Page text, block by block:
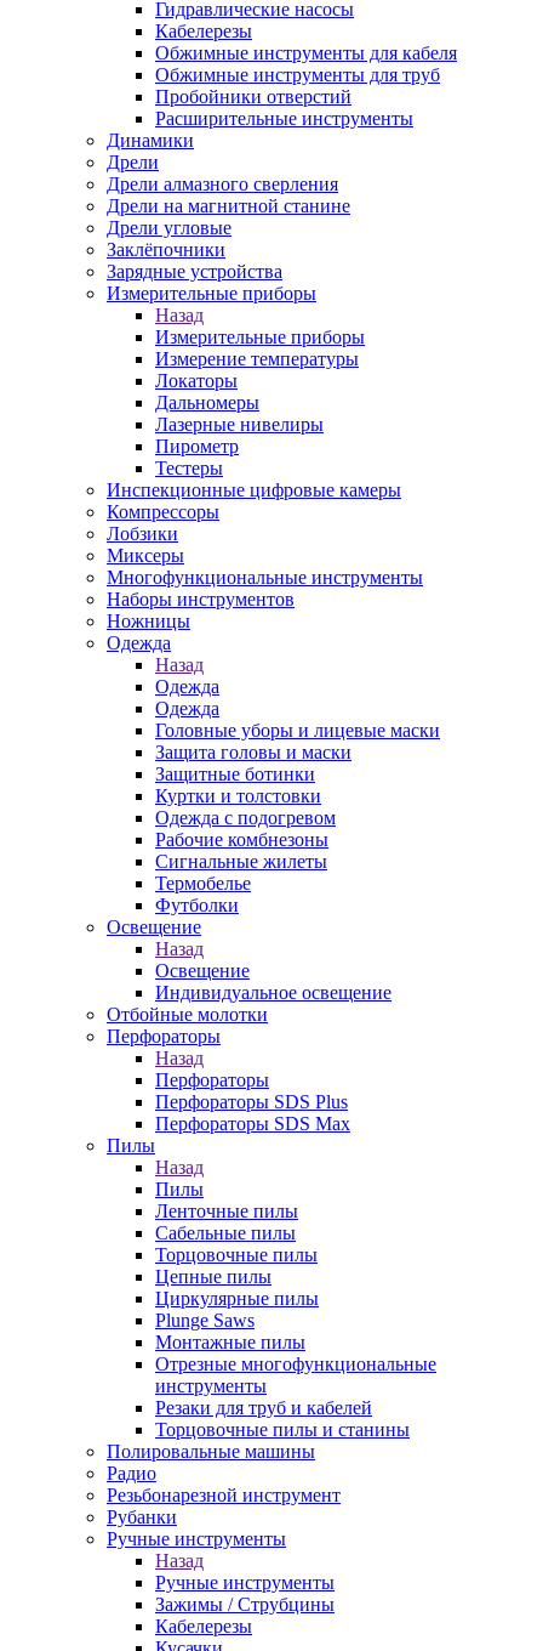
Гидравлические насосы
Кабелерезы
Обжимные инструменты для кабеля
Обжимные инструменты для труб
Пробойники отверстий
Расширительные инструменты
Динамики
Дрели
Дрели алмазного сверления
Дрели на магнитной станине
Дрели угловые
Заклёпочники
Зарядные устройства
Измерительные приборы
Назад
Измерительные приборы
Измерение температуры
Локаторы
Дальномеры
Лазерные нивелиры
Пирометр
Тестеры
Инспекционные цифровые камеры
Компрессоры
Лобзики
Миксеры
Многофункциональные инструменты
Наборы инструментов
Ножницы
Одежда
Назад
Одежда
Одежда
Головные уборы и лицевые маски
Защита головы и маски
Защитные ботинки
Куртки и толстовки
Одежда с подогревом
Рабочие комбнезоны
Сигнальные жилеты
Термобелье
Футболки
Освещение
Назад
Освещение
Индивидуальное освещение
Отбойные молотки
Перфораторы
Назад
Перфораторы
Перфораторы SDS Plus
Перфораторы SDS Max
Пилы
Назад
Пилы
Ленточные пилы
Сабельные пилы
Торцовочные пилы
Цепные пилы
Циркулярные пилы
Plunge Saws
Монтажные пилы
Отрезные многофункциональные
инструменты
Резаки для труб и кабелей
Торцовочные пилы и станины
Полировальные машины
Радио
Резьбонарезной инструмент
Рубанки
Ручные инструменты
Назад
Ручные инструменты
Зажимы / Струбцины
Кабелерезы